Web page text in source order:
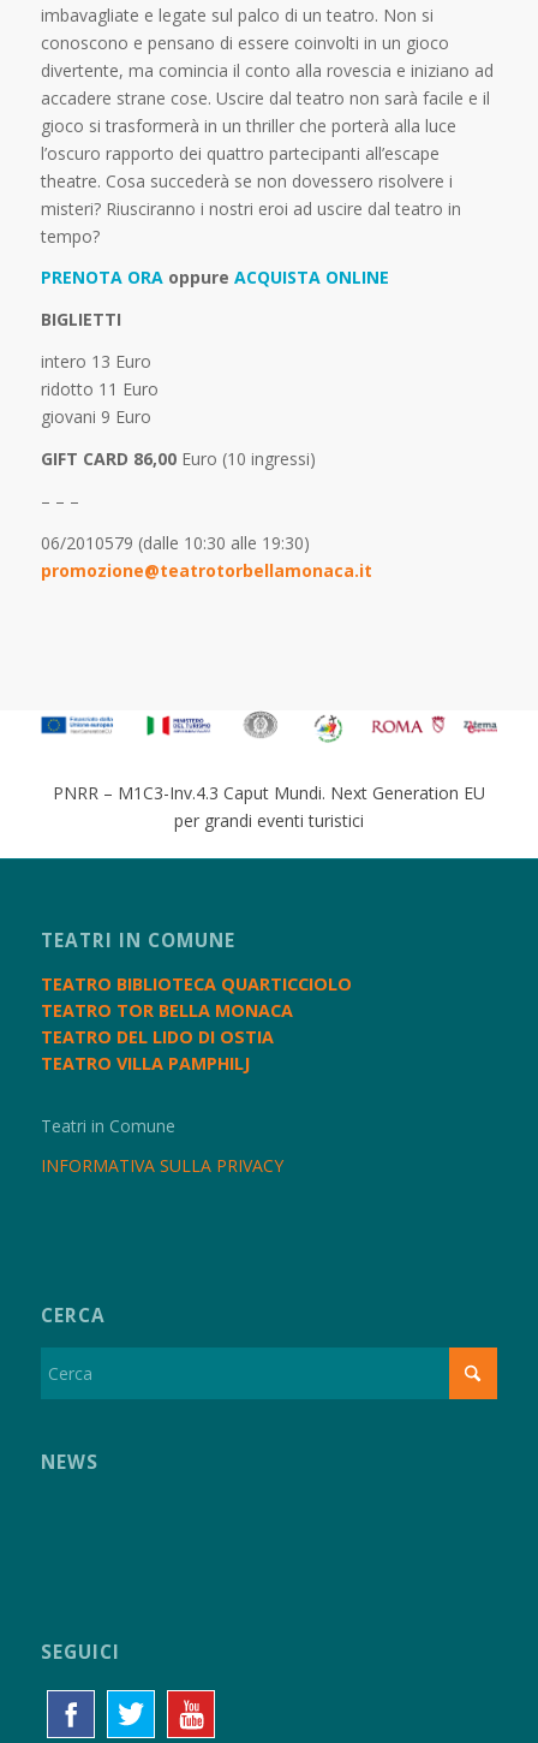
imbavagliate e legate sul palco di un teatro. Non si
conoscono e pensano di essere coinvolti in un gioco
divertente, ma comincia il conto alla rovescia e iniziano ad
accadere strane cose. Uscire dal teatro non sarà facile e il
gioco si trasformerà in un thriller che porterà alla luce
l’oscuro rapporto dei quattro partecipanti all’escape
theatre. Cosa succederà se non dovessero risolvere i
misteri? Riusciranno i nostri eroi ad uscire dal teatro in
tempo?
PRENOTA ORA oppure ACQUISTA ONLINE
BIGLIETTI
intero 13 Euro
ridotto 11 Euro
giovani 9 Euro
GIFT CARD 86,00Euro (10 ingressi)
– – –
06/2010579 (dalle 10:30 alle 19:30)
promozione@teatrotorbellamonaca.it
PNRR – M1C3-Inv.4.3 Caput Mundi. Next Generation EU
per grandi eventi turistici
TEATRI IN COMUNE
TEATRO BIBLIOTECA QUARTICCIOLO
TEATRO TOR BELLA MONACA
TEATRO DEL LIDO DI OSTIA
TEATRO VILLA PAMPHILJ
Teatri in Comune
INFORMATIVA SULLA PRIVACY
CERCA
NEWS
SEGUICI